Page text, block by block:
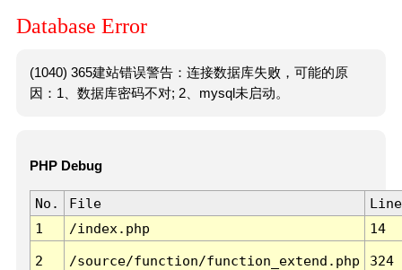
Database Error
(1040) 365建站错误警告：连接数据库失败，可能的原
因：1、数据库密码不对; 2、mysql未启动。
PHP Debug
No. File
Line
1
/index.php 14
2 /source/function/function_extend.php 324